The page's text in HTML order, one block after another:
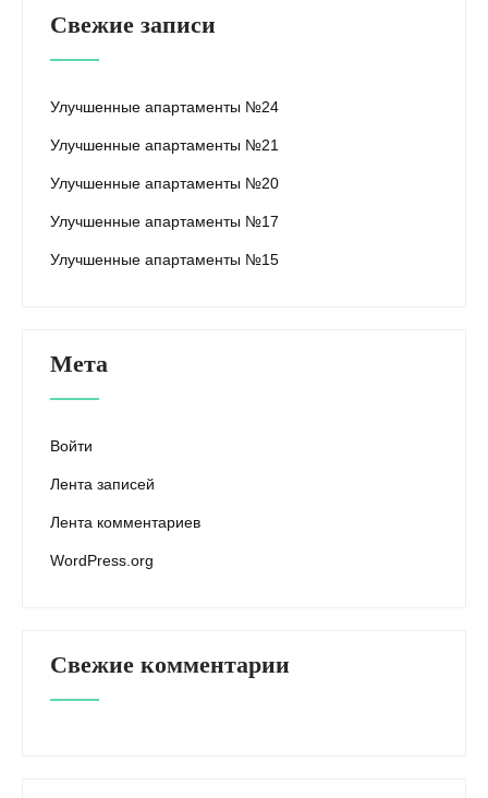
Свежие записи
Улучшенные апартаменты №24
Улучшенные апартаменты №21
Улучшенные апартаменты №20
Улучшенные апартаменты №17
Улучшенные апартаменты №15
Мета
Войти
Лента записей
Лента комментариев
WordPress.org
Свежие комментарии